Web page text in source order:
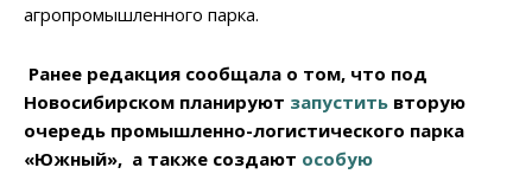
агропромышленного парка.
Ранее редакция сообщала о том, что под
Новосибирском планируют запустить вторую
очередь промышленно-логистического парка
«Южный», а также создают особую